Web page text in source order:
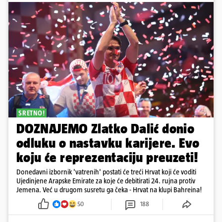
SRETNO!
DOZNAJEMO Zlatko Dalić donio
odluku o nastavku karijere. Evo
koju će reprezentaciju preuzeti!
Donedavni izbornik 'vatrenih' postati će treći Hrvat koji će voditi
Ujedinjene Arapske Emirate za koje će debitirati 24. rujna protiv
Jemena. Već u drugom susretu ga čeka - Hrvat na klupi Bahreina!
50 188